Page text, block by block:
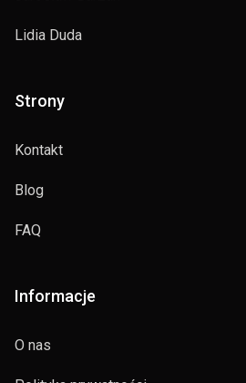
Lidia Duda
Strony
Kontakt
Blog
FAQ
Informacje
O nas